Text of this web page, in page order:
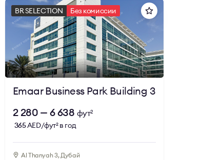
BR SELECTION Без комиссии
Emaar Business Park Building 3
2 280 — 6 638 фут2
365AED/фут2 в год
Al Thanyah 3, Дубай